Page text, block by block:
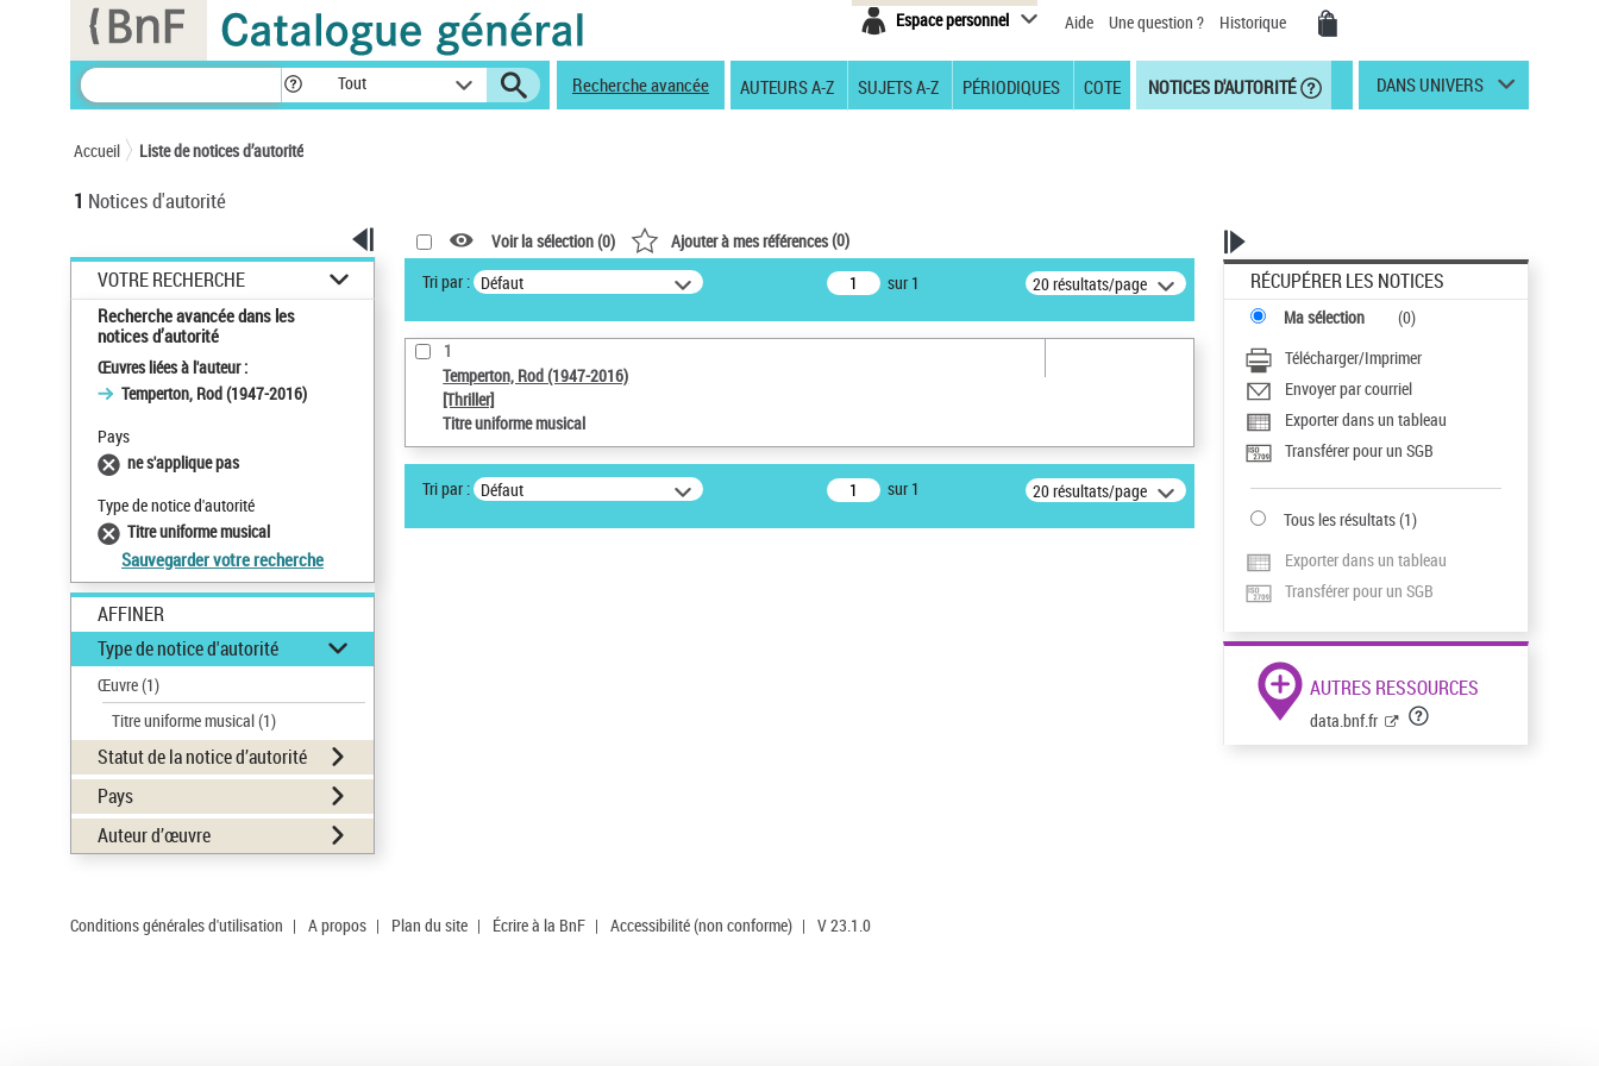
Espace personnel Aide Une question ? Historique
Tout Recherche avancée AUTEURS A-Z SUJETS A-Z PÉRIODIQUES COTE NOTICES D'AUTORITÉ DANS UNIVERS
Accueil Liste de notices d’autorité
1 Notices d'autorité
VOTRE RECHERCHE
Recherche avancée dans les
notices d’autorité
Œuvres liées à l'auteur :
Temperton, Rod (1947-2016)
Pays
ne s'applique pas
Type de notice d'autorité
Titre uniforme musical
Sauvegarder votre recherche
AFFINER
Type de notice d'autorité
Œuvre(1)
Titre uniforme musical(1)
Statut de la notice d’autorité
Pays
Auteur d’œuvre
Voir la sélection (0) Ajouter à mes références(0)
Tri par : Défaut sur 1 20 résultats/page
1
Temperton, Rod (1947-2016)
[Thriller]
Titre uniforme musical
Tri par : Défaut sur 1 20 résultats/page
RÉCUPÉRER LES NOTICES
Ma sélection (0)
Télécharger/Imprimer
Envoyer par courriel
Exporter dans un tableau
Transférer pour un SGB
Tous les résultats(1)
Exporter dans un tableau
Transférer pour un SGB
AUTRES RESSOURCES
data.bnf.fr
Conditions générales d'utilisation | A propos | Plan du site | Écrire à la BnF | Accessibilité (non conforme) | V 23.1.0
Panneau de gestion des cookies